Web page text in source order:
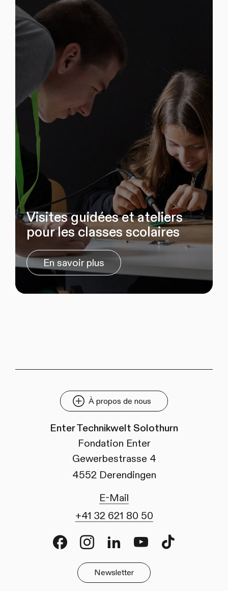
Visites guidées et ateliers
pour les classes scolaires
En savoir plus
À propos de nous
Enter Technikwelt Solothurn
Fondation Enter
Gewerbestrasse 4
4552 Derendingen
E-Mail
+41 32 621 80 50
Newsletter